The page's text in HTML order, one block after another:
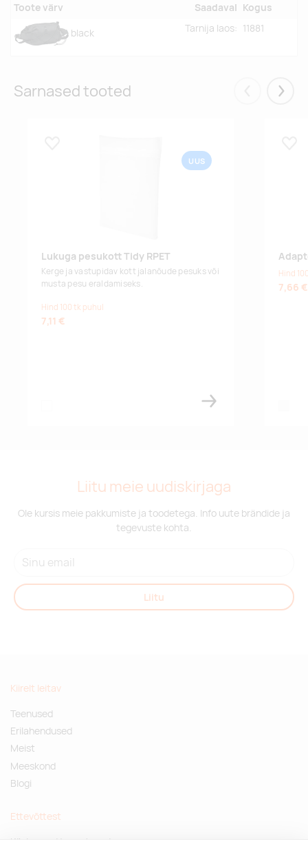
Toote värv Saadaval Kogus
black Tarnija laos: 11881
Sarnased tooted Eelmised
UUS
Lukuga pesukott Tidy RPET
Kerge ja vastupidav kott jalanõude pesuks või
musta pesu eraldamiseks.
Hind 100 tk puhul
7,11 €
Hind
7,66 €
Liitu meie uudiskirjaga
Ole kursis meie pakkumiste ja toodetega. Info uute brändide ja
tegevuste kohta.
Liitu
Kiirelt leitav
Teenused
Erilahendused
Meist
Meeskond
Blogi
Ettevõttest